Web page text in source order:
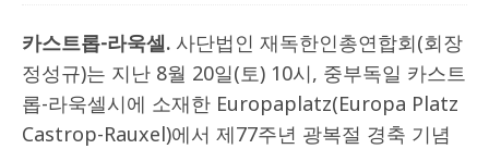
카스트롭-라욱셀. 사단법인 재독한인총연합회(회장
정성규)는 지난 8월 20일(토) 10시, 중부독일 카스트
롭-라욱셀시에 소재한 Europaplatz(Europa Platz
Castrop-Rauxel)에서 제77주년 광복절 경축 기념